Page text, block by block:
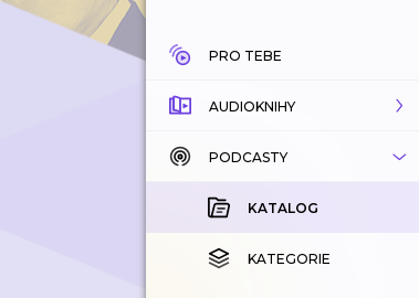
PRO TEBE
AUDIOKNIHY
KATALOG
KOUPENÉ
KATEGORIE
PODCASTY
KATALOG
KATEGORIE